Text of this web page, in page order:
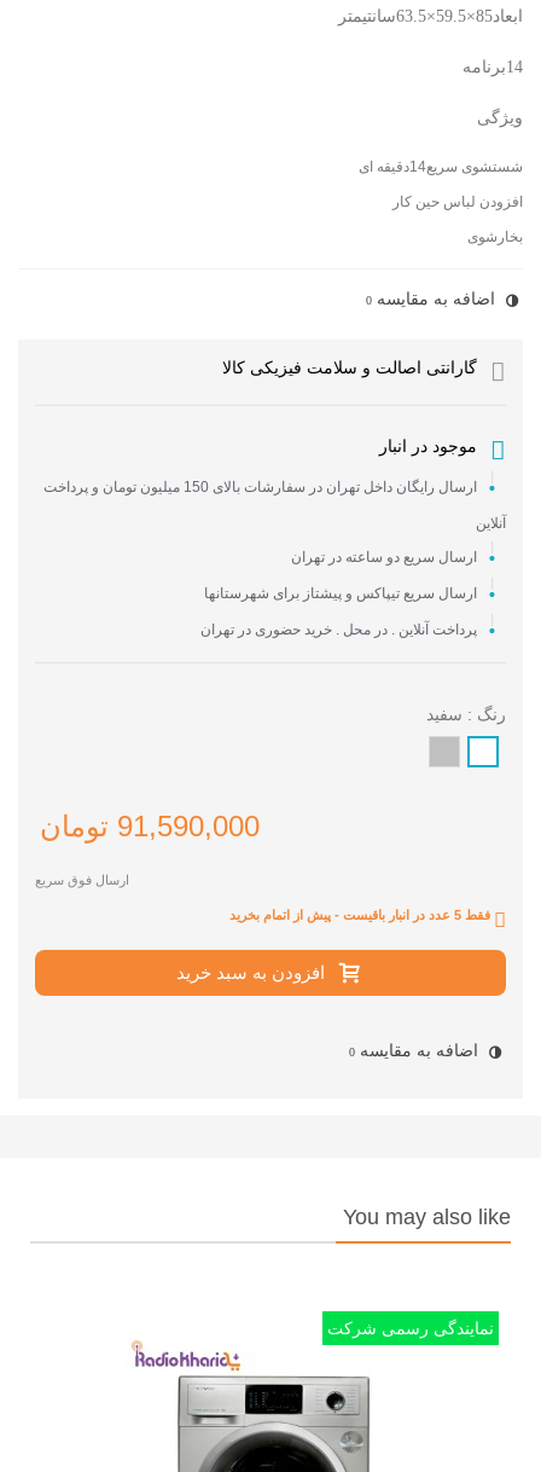
ابعاد85×59.5×63.5سانتیمتر
14برنامه
ویژگی
شستشوی سریع14دقیقه ای
افزودن لباس حین کار
بخارشوی
اضافه به مقایسه 0
گارانتی اصالت و سلامت فیزیکی کالا
موجود در انبار
ارسال رایگان داخل تهران در سفارشات بالای 150 میلیون تومان و پرداخت
آنلاین
ارسال سریع دو ساعته در تهران
ارسال سریع تیپاکس و پیشتاز برای شهرستانها
پرداخت آنلاین . در محل . خرید حضوری در تهران
رنگ : سفید
91,590,000 تومان
ارسال فوق سریع
فقط 5 عدد در انبار باقیست - پیش از اتمام بخرید
افزودن به سبد خرید
اضافه به مقایسه 0
You may also like
نمایندگی رسمی شرکت